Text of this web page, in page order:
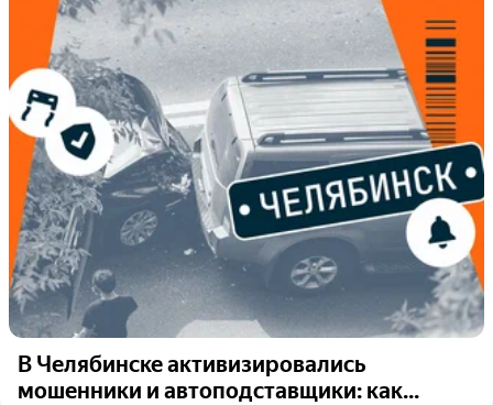
В Челябинске активизировались
мошенники и автоподставщики: как...